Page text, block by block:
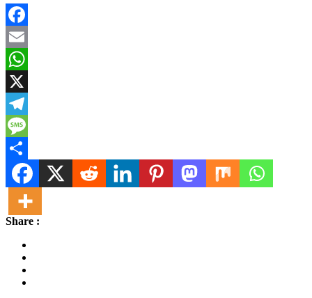
Facebook
Email
WhatsApp
X
Telegram
Message
Share
Share :